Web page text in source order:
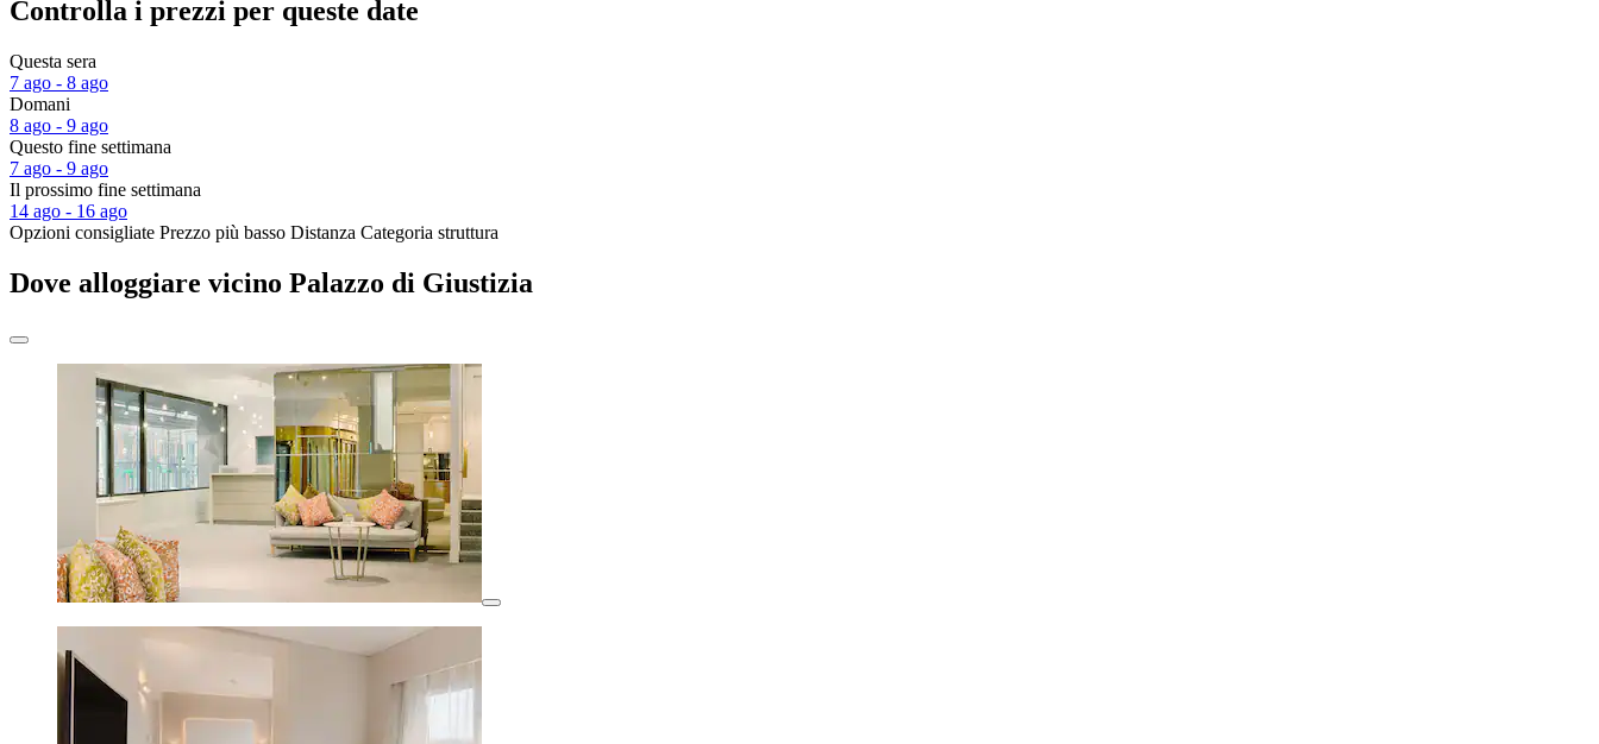
Controlla i prezzi per queste date
Questa sera
7 ago - 8 ago
Domani
8 ago - 9 ago
Questo fine settimana
7 ago - 9 ago
Il prossimo fine settimana
14 ago - 16 ago
Opzioni consigliate Prezzo più basso Distanza Categoria struttura
Dove alloggiare vicino Palazzo di Giustizia